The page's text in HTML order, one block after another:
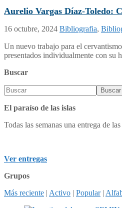
Aurelio Vargas Díaz-Toledo:
16 octubre, 2024 Bibliografia,
Un nuevo trabajo para el
presentados individualmente con su
Buscar
El paraíso de las islas
Todas las semanas una entrega de
Ver entregas
Grupos
Más reciente | Activo | Popular |